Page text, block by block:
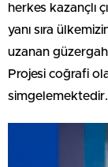
herkes kazançlı
yanı sıra
uzanan
Projesi coğrafi
simgelemektedir.